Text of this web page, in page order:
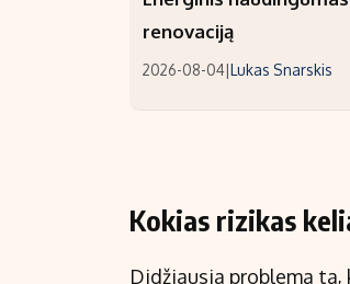
renovaciją
2026-08-04|Lukas Snarskis
Kokias rizikas
Didžiausia problema